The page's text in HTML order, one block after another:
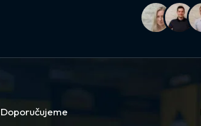
Doporučujeme